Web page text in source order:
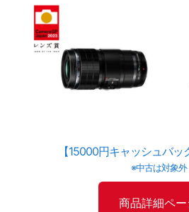
【15000円キャッシュバッ
※中古は対象外
商品詳細ペー